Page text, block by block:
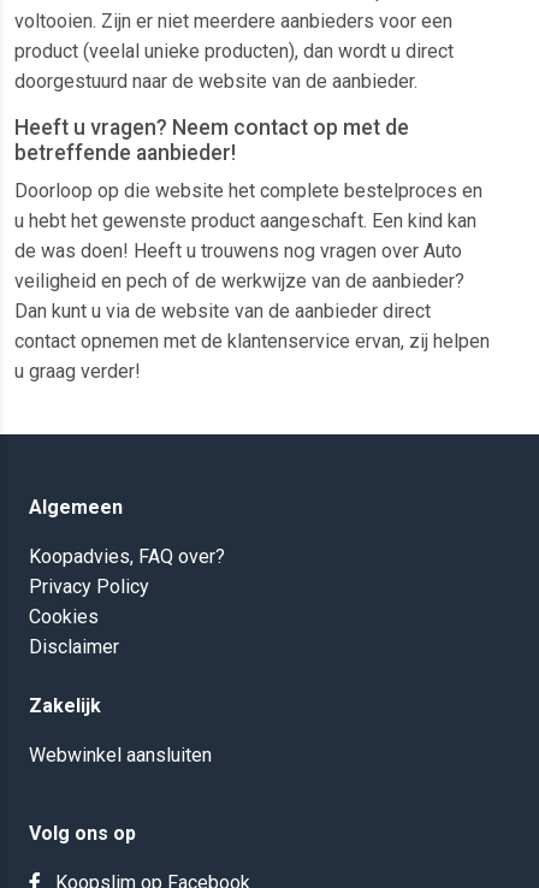
voltooien. Zijn er niet meerdere aanbieders voor een
product (veelal unieke producten), dan wordt u direct
doorgestuurd naar de website van de aanbieder.
Heeft u vragen? Neem contact op met de
betreffende aanbieder!
Doorloop op die website het complete bestelproces en
u hebt het gewenste product aangeschaft. Een kind kan
de was doen! Heeft u trouwens nog vragen over Auto
veiligheid en pech of de werkwijze van de aanbieder?
Dan kunt u via de website van de aanbieder direct
contact opnemen met de klantenservice ervan, zij helpen
u graag verder!
Algemeen
Koopadvies, FAQ over?
Privacy Policy
Cookies
Disclaimer
Zakelijk
Webwinkel aansluiten
Volg ons op
Koopslim op Facebook